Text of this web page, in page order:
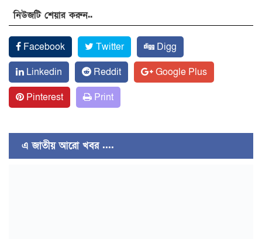
নিউজটি শেয়ার করুন..
Facebook Twitter
Digg
Linkedin
Reddit
Google Plus
Pinterest
Print
এ জাতীয় আরো খবর ....